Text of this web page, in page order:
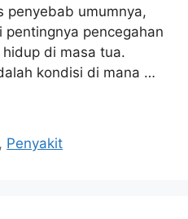
penyebab umumnya,
pencegahan
di masa tua.
kondisi di mana …
, Penyakit